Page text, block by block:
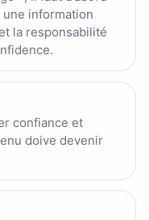
information
la responsabilité
confiance et
doive devenir